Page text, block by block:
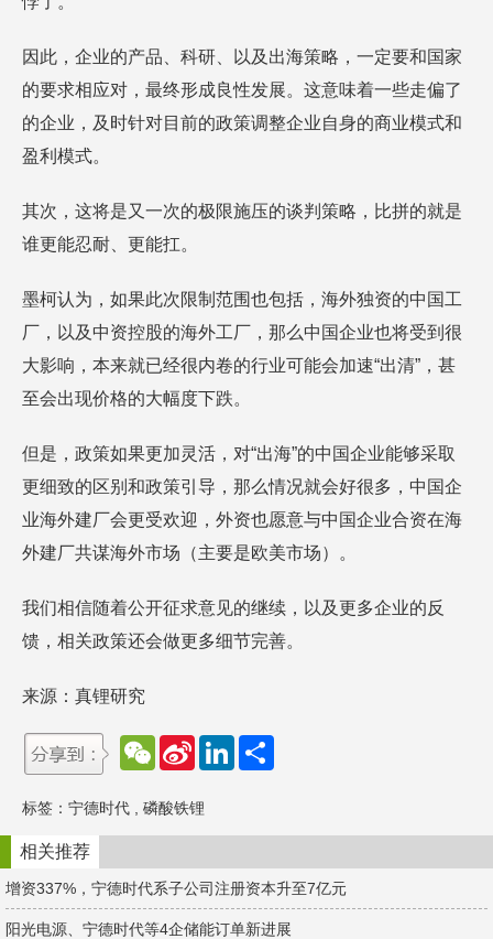
因此，企业的产品、科研、以及出海策略，一定要和国家
的要求相应对，最终形成良性发展。这意味着一些走偏了
的企业，及时针对目前的政策调整企业自身的商业模式和
盈利模式。
其次，这将是又一次的极限施压的谈判策略，比拼的就是
谁更能忍耐、更能扛。
墨柯认为，如果此次限制范围也包括，海外独资的中国工
厂，以及中资控股的海外工厂，那么中国企业也将受到很
大影响，本来就已经很内卷的行业可能会加速“出清”，甚
至会出现价格的大幅度下跌。
但是，政策如果更加灵活，对“出海”的中国企业能够采取
更细致的区别和政策引导，那么情况就会好很多，中国企
业海外建厂会更受欢迎，外资也愿意与中国企业合资在海
外建厂共谋海外市场（主要是欧美市场）。
我们相信随着公开征求意见的继续，以及更多企业的反
馈，相关政策还会做更多细节完善。
来源：真锂研究
W
e
h
a
t
S
W
e
b
o
L
d
n
标签： 宁德时代 磷酸铁锂
相关推荐
增资337%，宁德时代系子公司注册资本升至7亿元
阳光电源、宁德时代等4企储能订单新进展